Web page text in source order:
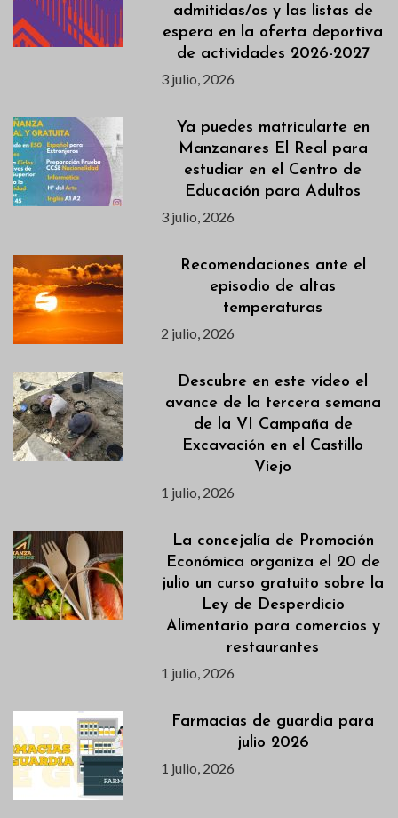
admitidas/os y las listas de
espera en la oferta deportiva
de actividades 2026-2027
3 julio, 2026
Ya puedes matricularte en
Manzanares El Real para
estudiar en el Centro de
Educación para Adultos
3 julio, 2026
Recomendaciones ante el
episodio de altas
temperaturas
2 julio, 2026
Descubre en este vídeo el
avance de la tercera semana
de la VI Campaña de
Excavación en el Castillo
Viejo
1 julio, 2026
La concejalía de Promoción
Económica organiza el 20 de
julio un curso gratuito sobre la
Ley de Desperdicio
Alimentario para comercios y
restaurantes
1 julio, 2026
Farmacias de guardia para
julio 2026
1 julio, 2026